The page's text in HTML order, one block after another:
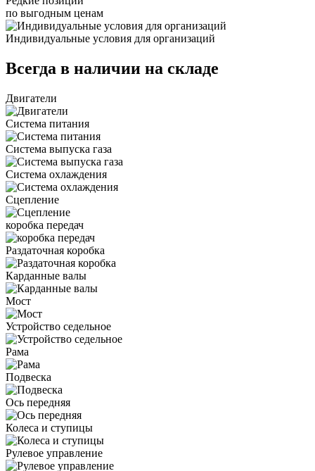
по выгодным ценам
Индивидуальные условия для организаций
Всегда в наличии на складе
Двигатели
Система питания
Система выпуска газа
Система охлаждения
Сцепление
коробка передач
Раздаточная коробка
Карданные валы
Мост
Устройство седельное
Рама
Подвеска
Ось передняя
Колеса и ступицы
Рулевое управление